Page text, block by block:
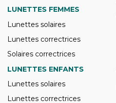
LUNETTES FEMMES
Lunettes solaires
Lunettes correctrices
Solaires correctrices
LUNETTES ENFANTS
Lunettes solaires
Lunettes correctrices